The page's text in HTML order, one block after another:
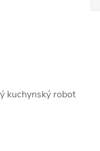
kuchynský robot